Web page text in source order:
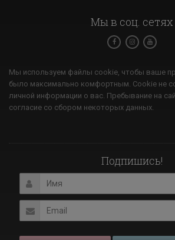
Мы в соц. сетях
Мы используем файлы cookie, чтобы ваше
было максимально комфортным. Cookie не
личной информации о вас. Пребывание на
согласие со сбором некоторых данных.
Подпишись!